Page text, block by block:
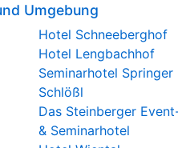
Umgebung
Hotel Schneeberghof
Hotel Lengbachhof
Seminarhotel Springer
Schlößl
Das Steinberger
& Seminarhotel